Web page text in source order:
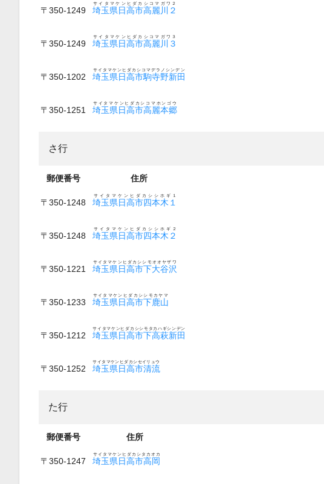
〒350-1249 埼玉県日高市高麗川２
サイタマケンヒダカシコマガワ２
〒350-1249 埼玉県日高市高麗川３
サイタマケンヒダカシコマガワ３
〒350-1202 埼玉県日高市駒寺野新田
サイタマケンヒダカシコマデラノシンデン
〒350-1251 埼玉県日高市高麗本郷
サイタマケンヒダカシコマホンゴウ
さ行
郵便番号 住所
〒350-1248 埼玉県日高市四本木１
サイタマケンヒダカシシホギ１
〒350-1248 埼玉県日高市四本木２
サイタマケンヒダカシシホギ２
〒350-1221 埼玉県日高市下大谷沢
サイタマケンヒダカシシモオオヤザワ
〒350-1233 埼玉県日高市下鹿山
サイタマケンヒダカシシモカヤマ
〒350-1212 埼玉県日高市下高萩新田
サイタマケンヒダカシシモタカハギシンデン
〒350-1252 埼玉県日高市清流
サイタマケンヒダカシセイリュウ
た行
郵便番号 住所
〒350-1247 埼玉県日高市高岡
サイタマケンヒダカシタカオカ